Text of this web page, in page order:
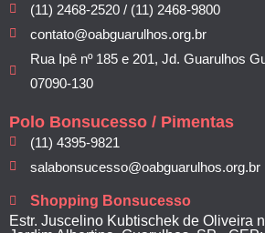
(11) 2468-2520 / (11) 2468-9800
contato@oabguarulhos.org.br
Rua Ipê nº 185 e 201, Jd. Guarulhos
07090-130
Polo Bonsucesso / Pimentas
(11) 4395-9821
salabonsucesso@oabguarulhos.org.br
Shopping Bonsucesso
Estr. Juscelino Kubtischek de Oliveira